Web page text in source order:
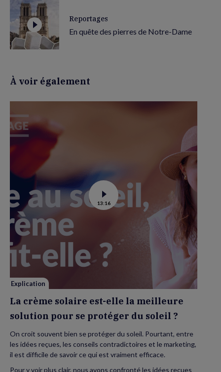
Reportages
En quête des pierres de Notre-Dame
À voir également
Voir
la
vidéo
est-
elle
la
meilleure
solution
protéger
soleil
13:16
Explication
La crème solaire est-elle la meilleure
solution pour se protéger du soleil ?
On croit souvent bien se protéger du soleil. Pourtant, entre
les idées reçues, les conseils contradictoires et le marketing,
il est difficile de savoir ce qui est vraiment efficace.
Pour y voir plus clair, nous avons confronté les idées reçues